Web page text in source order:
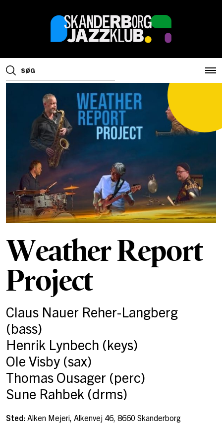
Weather Report
Project
Claus Nauer Reher-Langberg
(bass)
Henrik Lynbech (keys)
Ole Visby (sax)
Thomas Ousager (perc)
Sune Rahbek (drms)
Sted: Alken Mejeri, Alkenvej 46, 8660 Skanderborg